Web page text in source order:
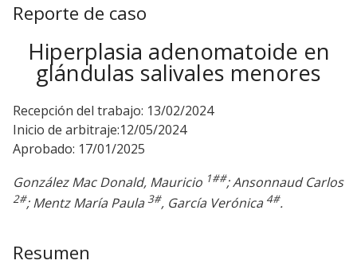
Reporte de caso
Hiperplasia adenomatoide en
glándulas salivales menores
Recepción del trabajo: 13/02/2024
Inicio de arbitraje:12/05/2024
Aprobado: 17/01/2025
González Mac Donald, Mauricio 1##; Ansonnaud Carlos
2#; Mentz María Paula 3#, García Verónica 4#.
Resumen